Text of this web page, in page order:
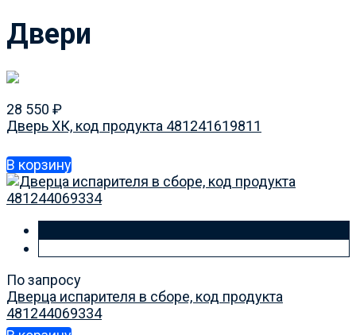
Двери
28 550 ₽
Дверь ХК, код продукта 481241619811
В корзину
По запросу
Дверца испарителя в сборе, код продукта
481244069334